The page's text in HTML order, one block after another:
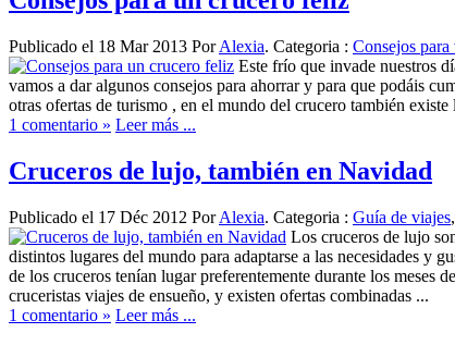
Publicado el 18 Mar 2013 PorAlexia. Categoria : Consejos para
Este frío que invade nuestros
vamos a dar algunos consejos para ahorrar y para que podáis
otras ofertas de turismo , en el mundo del crucero también
1 comentario » Leer más ...
Cruceros de lujo, también en Navidad
Publicado el 17 Déc 2012 PorAlexia. Categoria : Guía de viajes,
Los cruceros de lujo
distintos lugares del mundo para adaptarse a las necesidades y
de los cruceros tenían lugar preferentemente durante los meses
cruceristas viajes de ensueño, y existen ofertas combinadas ...
1 comentario » Leer más ...